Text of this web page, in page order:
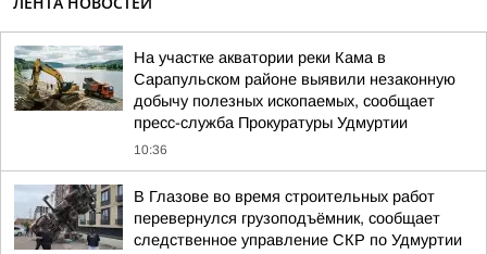
На участке акватории реки Кама в
Сарапульском районе выявили незаконную
добычу полезных ископаемых, сообщает
пресс-служба Прокуратуры Удмуртии
10:36
В Глазове во время строительных работ
перевернулся грузоподъёмник, сообщает
следственное управление СКР по Удмуртии